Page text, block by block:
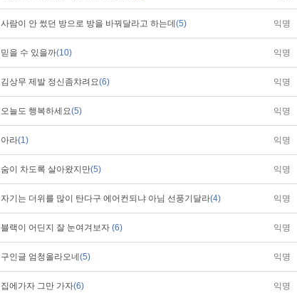
사람이 안 썼던 방으로 방을 바꿔달라고 하는데 (5) 익명
믿을 수 있을까(10) 익명
김상무 제발 정신좀챠려요(6) 익명
오늘도 행복하세요(5) 익명
아라(1) 익명
숨이 차도록 살아왔지만(5) 익명
자기는 더위를 많이 탄다구 에어컨되냐 아님 선풍기달라(4) 익명
블랙이 어딘지 잘 눈여겨보자 (6) 익명
구인글 엄청올라오네 (5) 익명
집에가자 그만 가자(6) 익명